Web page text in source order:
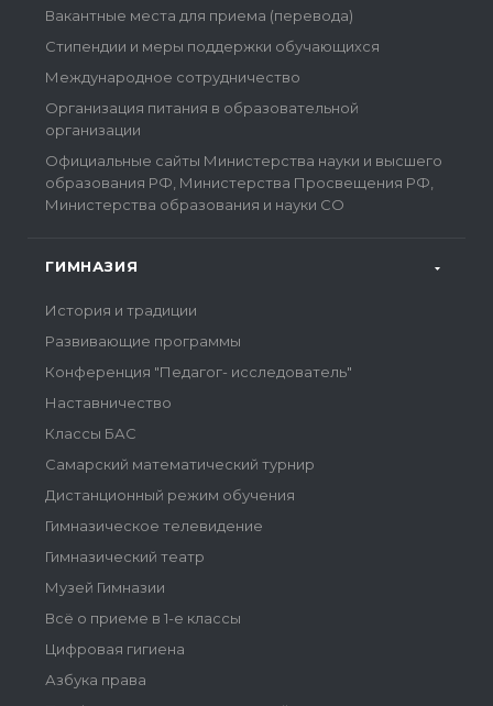
Вакантные места для приема (перевода)
Стипендии и меры поддержки обучающихся
Международное сотрудничество
Организация питания в образовательной
организации
Официальные сайты Министерства науки и высшего
образования РФ, Министерства Просвещения РФ,
Министерства образования и науки СО
ГИМНАЗИЯ
История и традиции
Развивающие программы
Конференция "Педагог- исследователь"
Наставничество
Классы БАС
Самарский математический турнир
Дистанционный режим обучения
Гимназическое телевидение
Гимназический театр
Музей Гимназии
Всё о приеме в 1-е классы
Цифровая гигиена
Азбука права